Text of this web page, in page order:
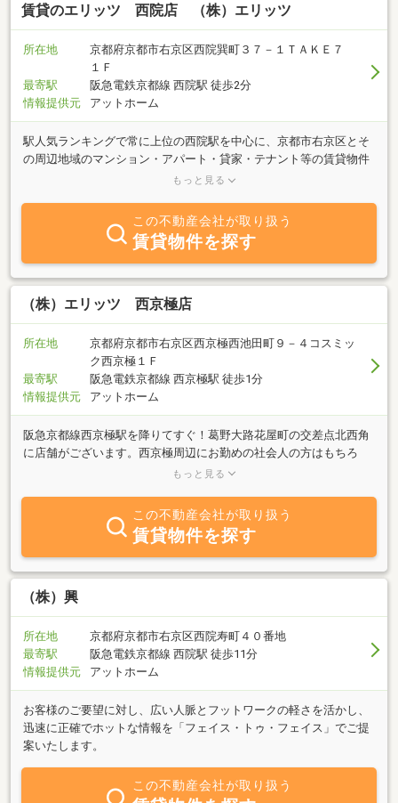
ご紹介いたします。遠方にお住まいの方はオンライン相談・内見も
賃貸のエリッツ 西院店 （株）エリッツ
所在地
京都府京都市右京区西院巽町３７－１ＴＡＫＥ７
１Ｆ
最寄駅
阪急電鉄京都線 西院駅 徒歩2分
情報提供元
アットホーム
駅人気ランキングで常に上位の西院駅を中心に、京都市右京区とそ
の周辺地域のマンション・アパート・貸家・テナント等の賃貸物件
情報を多数ご紹介しています。『住所・最寄駅・沿線から検索』や
可能です。間取図、外観写真の登録率は９０％以上で、室内写真も
多く掲載しビジュアルでの部屋探しが出来るのも特長のひとつで
す。店頭ではネットに掲載する手前のレア情報もご紹介中。物件情
報は毎日更新していますので、是非一度ご来店下さい。
もっと見る
この不動産会社が取り扱う
賃貸物件を探す
（株）エリッツ 西京極店
所在地
京都府京都市右京区西京極西池田町９－４コスミッ
ク西京極１Ｆ
最寄駅
阪急電鉄京都線 西京極駅 徒歩1分
情報提供元
アットホーム
阪急京都線西京極駅を降りてすぐ！葛野大路花屋町の交差点北西角
に店舗がございます。西京極周辺にお勤めの社会人の方はもちろ
ん、京都光華大学の学生さんにオススメの可愛いお部屋も多数取り
利で、阪急京都線西京極駅から、大阪や京都市内中心部へのアクセ
スに優れます。特に西京極駅周辺は阪急京都線沿線上でも有数のフ
ァミリー物件が豊富なエリアです。近隣には、西京極運動公園・京
都光華大学・イオンモール京都五条等、非常に活気のある街となっ
ております。お部屋探しなら、賃貸のエリッツ西京極店へ是非お越
し下さい！
もっと見る
この不動産会社が取り扱う
賃貸物件を探す
（株）興
所在地
京都府京都市右京区西院寿町４０番地
最寄駅
阪急電鉄京都線 西院駅 徒歩11分
情報提供元
アットホーム
お客様のご要望に対し、広い人脈とフットワークの軽さを活かし、
迅速に正確でホットな情報を「フェイス・トゥ・フェイス」でご提
案いたします。
この不動産会社が取り扱う